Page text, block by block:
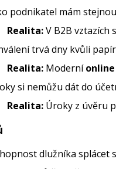
podnikatel mám
Realita:V B2B vztazích
trvá dny kvůli
Realita: Moderní
si nemůžu dát do
Realita: Úroky z úvěru
dlužníka splácet